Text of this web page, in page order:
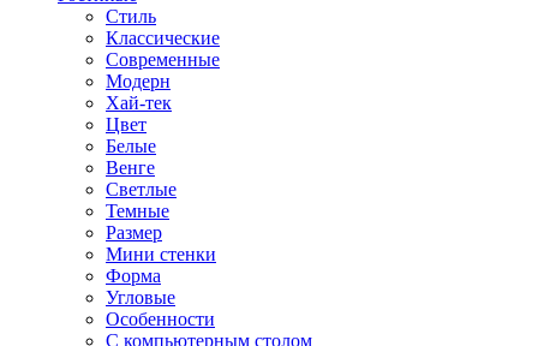
Стиль
Классические
Современные
Модерн
Хай-тек
Цвет
Белые
Венге
Светлые
Темные
Размер
Мини стенки
Форма
Угловые
Особенности
С компьютерным столом